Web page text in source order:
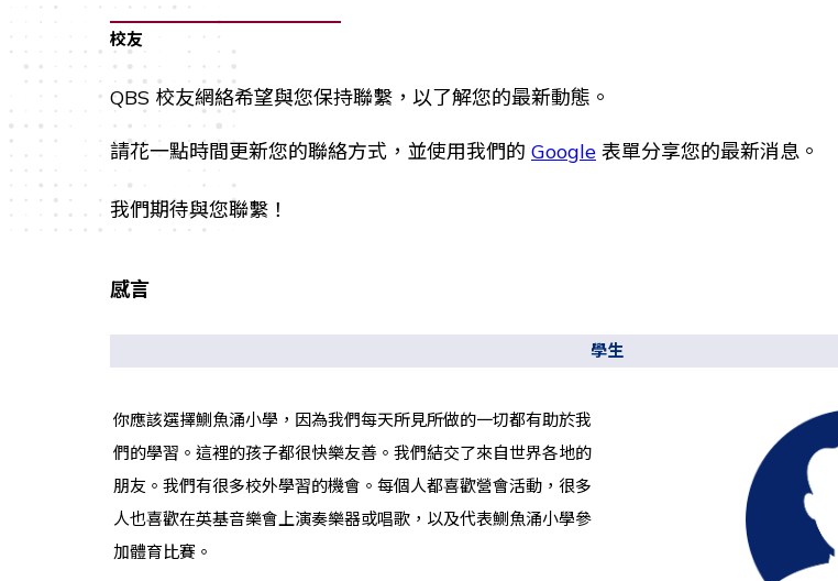
校友
QBS 校友網絡希望與您保持聯繫，以了解您的最新動態。
請花一點時間更新您的聯絡方式，並使用我們的 Google 表單分享您的最新消息。
我們期待與您聯繫！
感言
學生
你應該選擇鰂魚涌小學，因為我們每天所見所做的一切都有助於我
們的學習。這裡的孩子都很快樂友善。我們結交了來自世界各地的
朋友。我們有很多校外學習的機會。每個人都喜歡營會活動，很多
人也喜歡在英基音樂會上演奏樂器或唱歌，以及代表鰂魚涌小學參
加體育比賽。